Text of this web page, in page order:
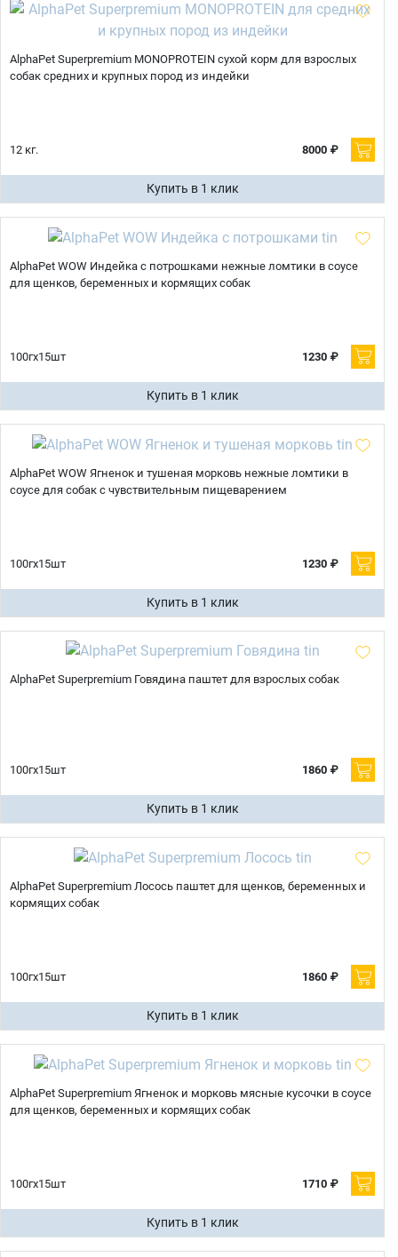
AlphaPet Superpremium MONOPROTEIN сухой корм для взрослых
собак средних и крупных пород из индейки
12 кг. 8000 ₽
Купить в 1 клик
AlphaPet WOW Индейка с потрошками нежные ломтики в соусе
для щенков, беременных и кормящих собак
100гх15шт 1230 ₽
Купить в 1 клик
AlphaPet WOW Ягненок и тушеная морковь нежные ломтики в
соусе для собак с чувствительным пищеварением
100гх15шт 1230 ₽
Купить в 1 клик
AlphaPet Superpremium Говядина паштет для взрослых собак
100гх15шт 1860 ₽
Купить в 1 клик
AlphaPet Superpremium Лосось паштет для щенков, беременных и
кормящих собак
100гх15шт 1860 ₽
Купить в 1 клик
AlphaPet Superpremium Ягненок и морковь мясные кусочки в соусе
для щенков, беременных и кормящих собак
100гх15шт 1710 ₽
Купить в 1 клик